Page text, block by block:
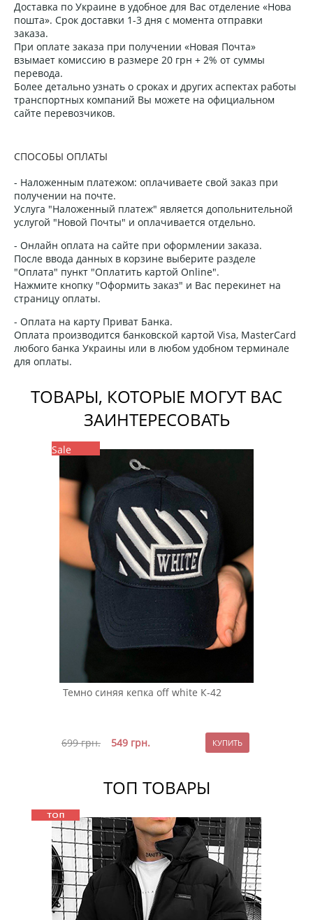
Доставка по Украине в удобное для Вас отделение «Нова
пошта». Срок доставки 1-3 дня с момента отправки
заказа.
При оплате заказа при получении «Новая Почта»
взымает комиссию в размере 20 грн + 2% от суммы
перевода.
Более детально узнать о сроках и других аспектах работы
транспортных компаний Вы можете на официальном
сайте перевозчиков.
СПОСОБЫ ОПЛАТЫ
- Наложенным платежом: оплачиваете свой заказ при
получении на почте.
Услуга "Наложенный платеж" является допольнительной
услугой "Новой Почты" и оплачивается отдельно.
- Онлайн оплата на сайте при оформлении заказа.
После ввода данных в корзине выберите разделе
"Оплата" пункт "Оплатить картой Online".
Нажмите кнопку "Оформить заказ" и Вас перекинет на
страницу оплаты.
- Оплата на карту Приват Банка.
Оплата производится банковской картой Visa, MasterCard
любого банка Украины или в любом удобном терминале
для оплаты.
ТОВАРЫ, КОТОРЫЕ МОГУТ ВАС
ЗАИНТЕРЕСОВАТЬ
Sale
Темно синяя кепка off white К-42
699грн. 549 грн.
ТОП ТОВАРЫ